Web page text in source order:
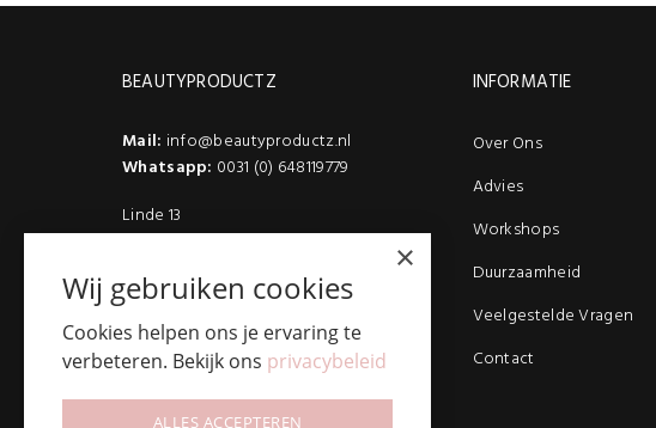
BEAUTYPRODUCTZ
Mail: info@beautyproductz.nl
Whatsapp: 0031 (0) 648119779
Linde 13
5509 NH Veldhoven
INFORMATIE
Over Ons
Advies
Workshops
Duurzaamheid
Veelgestelde Vragen
Contact
×
Wij gebruiken cookies
Cookies helpen ons je ervaring te
verbeteren. Bekijk ons privacybeleid
ALLES ACCEPTEREN